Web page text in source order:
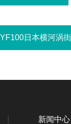
日本横河涡
新闻中心